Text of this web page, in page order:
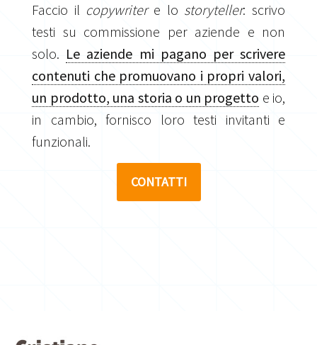
Faccio il copywritere lo storyteller: scrivo
testi su commissione per aziende e non
solo. Le aziende mi pagano per scrivere
contenuti che promuovano i propri valori,
un prodotto, una storia o un progetto e io,
in cambio, fornisco loro testi invitanti e
funzionali.
CONTATTI